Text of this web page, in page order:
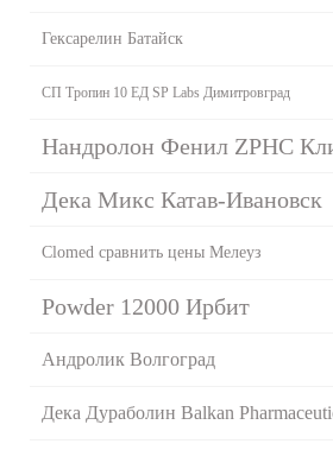
Гексарелин Батайск
СП Тропин 10 ЕД SP Labs Димитровград
Нандролон Фенил ZPHC
Дека Микс Катав-Ивановск
Clomed сравнить цены Мелеуз
Powder 12000 Ирбит
Андролик Волгоград
Дека Дураболин Balkan